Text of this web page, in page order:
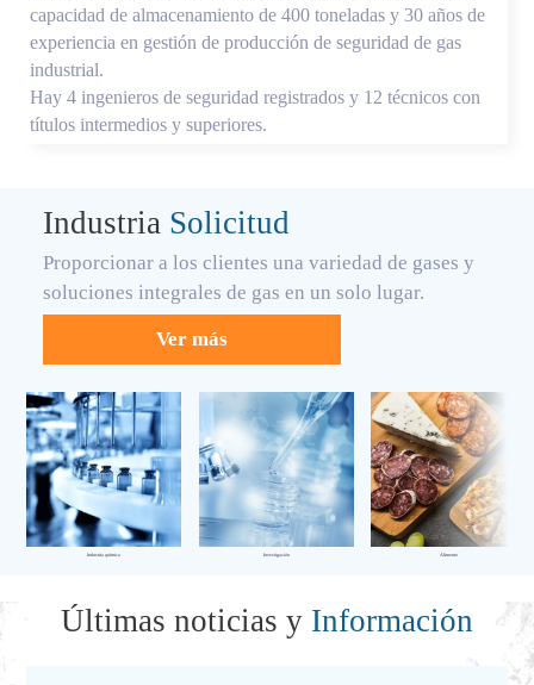
capacidad de almacenamiento de 400 toneladas y 30 años de
experiencia en gestión de producción de seguridad de gas
industrial.
Hay 4 ingenieros de seguridad registrados y 12 técnicos con
títulos intermedios y superiores.
Industria Solicitud
Proporcionar a los clientes una variedad de gases y
soluciones integrales de gas en un solo lugar.
Ver más
Industria química Investigación Alimento
Últimas noticias y Información